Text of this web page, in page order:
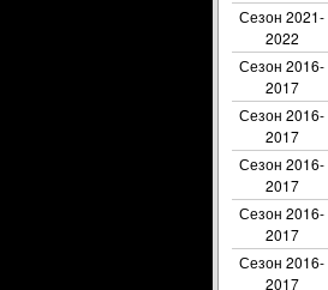
Сезон 2021-
2022
Сезон 2016-
2017
Сезон 2016-
2017
Сезон 2016-
2017
Сезон 2016-
2017
Сезон 2016-
2017